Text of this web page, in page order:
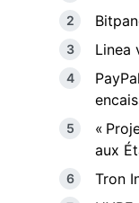
Linea
«
aux
Tron